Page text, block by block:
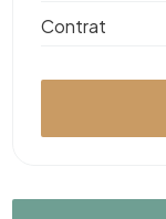
Contrat